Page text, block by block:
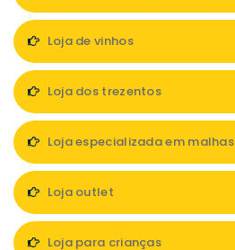
Loja de vinhos
Loja dos trezentos
Loja especializada em malhas
Loja outlet
Loja para crianças